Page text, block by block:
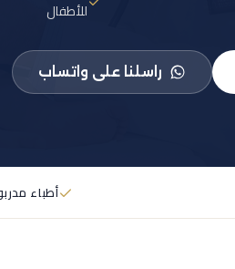
للأطفال
راسلنا على واتساب
أطباء